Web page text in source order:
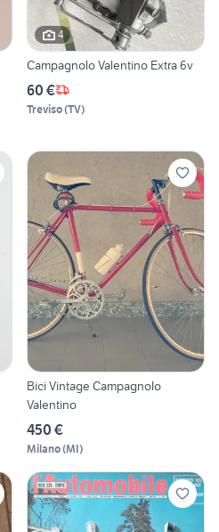
4
Campagnolo Valentino Extra 6v
60 €
Treviso(TV)
Bici Vintage Campagnolo
Valentino
450 €
Milano(MI)